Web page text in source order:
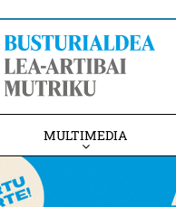
MULTIMEDIA